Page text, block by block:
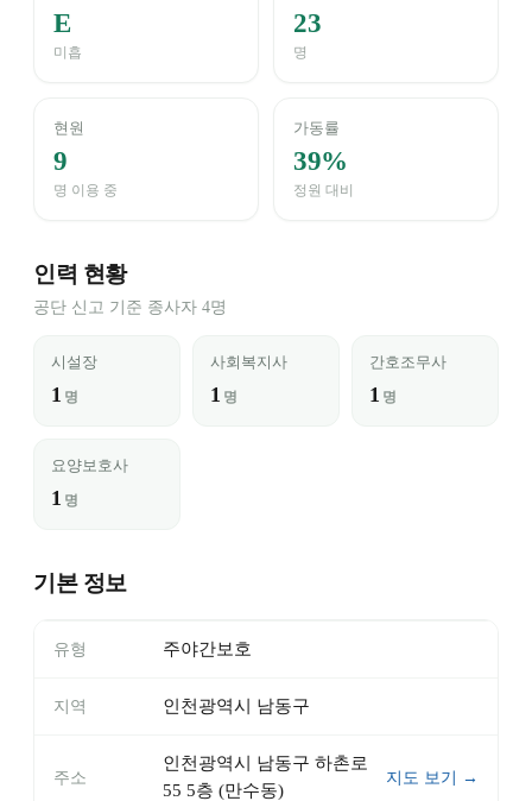
E
미흡
23
명
현원
9
명 이용 중
가동률
39%
정원 대비
인력 현황
공단 신고 기준 종사자 4명
시설장
1 명
사회복지사
1 명
간호조무사
1 명
요양보호사
1 명
기본 정보
유형 주야간보호
지역 인천광역시 남동구
주소
인천광역시 남동구 하촌로
55 5층 (만수동)
지도 보기 →